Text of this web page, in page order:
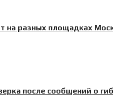
на разных площадках
после сообщений о